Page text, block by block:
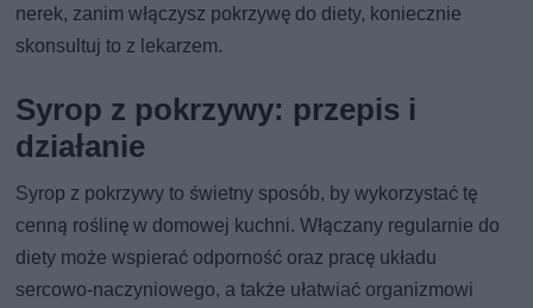
nerek, zanim włączysz pokrzywę do diety, koniecznie
skonsultuj to z lekarzem.
Syrop z pokrzywy: przepis i
działanie
Syrop z pokrzywy to świetny sposób, by wykorzystać tę
cenną roślinę w domowej kuchni. Włączany regularnie do
diety może wspierać odporność oraz pracę układu
sercowo-naczyniowego, a także ułatwiać organizmowi